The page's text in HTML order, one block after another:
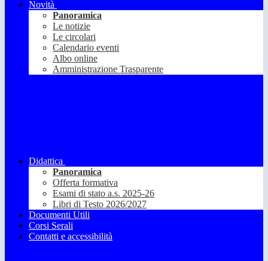
Novità
Panoramica
Le notizie
Le circolari
Calendario eventi
Albo online
Amministrazione Trasparente
Didattica
Panoramica
Offerta formativa
Esami di stato a.s. 2025-26
Libri di Testo 2026/2027
Documenti Utili
Corsi Serali
Contatti e accessibilità